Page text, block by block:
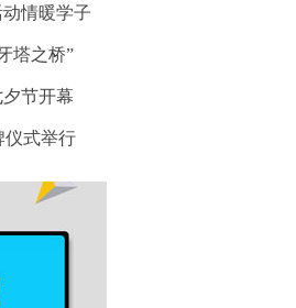
情暖学子
塔之桥”
节开幕
仪式举行